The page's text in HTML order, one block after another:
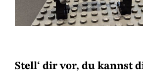
Stell‘ dir vor, du kannst